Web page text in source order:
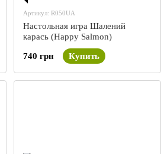
Артикул: R050UA
Настольная игра Шалений
карась (Happy Salmon)
740 грн Купить